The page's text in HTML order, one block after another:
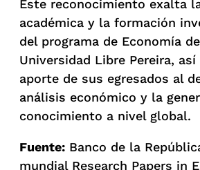
Este reconocimiento exalta
académica y la formación
del programa de Economía
Universidad Libre Pereira,
aporte de sus egresados al
análisis económico y la
conocimiento a nivel global.
Fuente: Banco de la
mundial Research Papers in